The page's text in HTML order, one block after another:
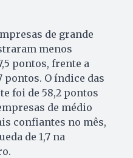
de grande
menos
pontos, frente a
pontos. O índice das
foi de 58,2 pontos
de médio
confiantes no mês,
de 1,7 na